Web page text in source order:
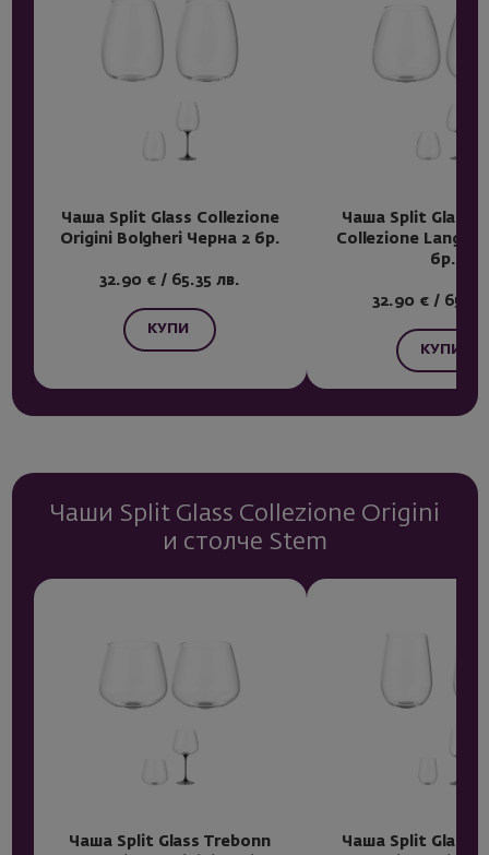
Чаша Split Glass Collezione
Origini Bolgheri Черна 2 бр.
32.90 € / 65.35 лв.
КУПИ
Чаша Split Glass
Collezione Langhe
бр.
32.90 € / 65.35
КУПИ
Чаши Split Glass Collezione Origini
и столче Stem
Чаша Split Glass Trebonn Чаша Split Glass